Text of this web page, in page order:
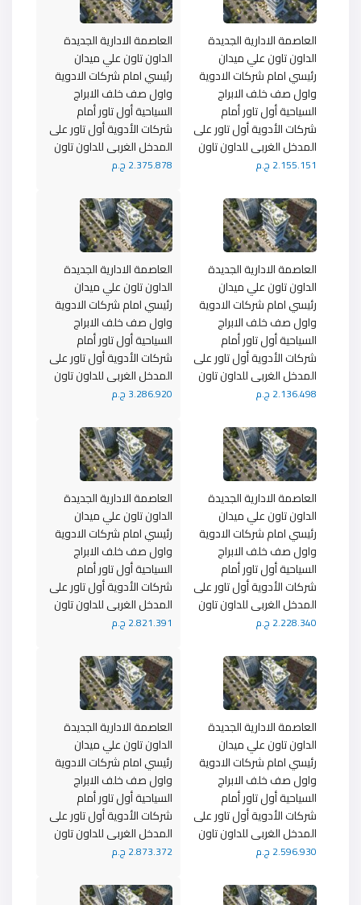
العاصمة الادارية الجديدة
الداون تاون علي ميدان
رئيسي امام شركات الادوية
واول صف خلف الابراج
السياحية أول تاور أمام
شركات الأدوية أول تاور على
المدخل الغربى للداون تاون
2.375.878 ج.م
العاصمة الادارية الجديدة
الداون تاون علي ميدان
رئيسي امام شركات الادوية
واول صف خلف الابراج
السياحية أول تاور أمام
شركات الأدوية أول تاور على
المدخل الغربى للداون تاون
2.155.151 ج.م
العاصمة الادارية الجديدة
الداون تاون علي ميدان
رئيسي امام شركات الادوية
واول صف خلف الابراج
السياحية أول تاور أمام
شركات الأدوية أول تاور على
المدخل الغربى للداون تاون
3.286.920 ج.م
العاصمة الادارية الجديدة
الداون تاون علي ميدان
رئيسي امام شركات الادوية
واول صف خلف الابراج
السياحية أول تاور أمام
شركات الأدوية أول تاور على
المدخل الغربى للداون تاون
2.136.498 ج.م
العاصمة الادارية الجديدة
الداون تاون علي ميدان
رئيسي امام شركات الادوية
واول صف خلف الابراج
السياحية أول تاور أمام
شركات الأدوية أول تاور على
المدخل الغربى للداون تاون
2.821.391 ج.م
العاصمة الادارية الجديدة
الداون تاون علي ميدان
رئيسي امام شركات الادوية
واول صف خلف الابراج
السياحية أول تاور أمام
شركات الأدوية أول تاور على
المدخل الغربى للداون تاون
2.228.340 ج.م
العاصمة الادارية الجديدة
الداون تاون علي ميدان
رئيسي امام شركات الادوية
واول صف خلف الابراج
السياحية أول تاور أمام
شركات الأدوية أول تاور على
المدخل الغربى للداون تاون
2.873.372 ج.م
العاصمة الادارية الجديدة
الداون تاون علي ميدان
رئيسي امام شركات الادوية
واول صف خلف الابراج
السياحية أول تاور أمام
شركات الأدوية أول تاور على
المدخل الغربى للداون تاون
2.596.930 ج.م